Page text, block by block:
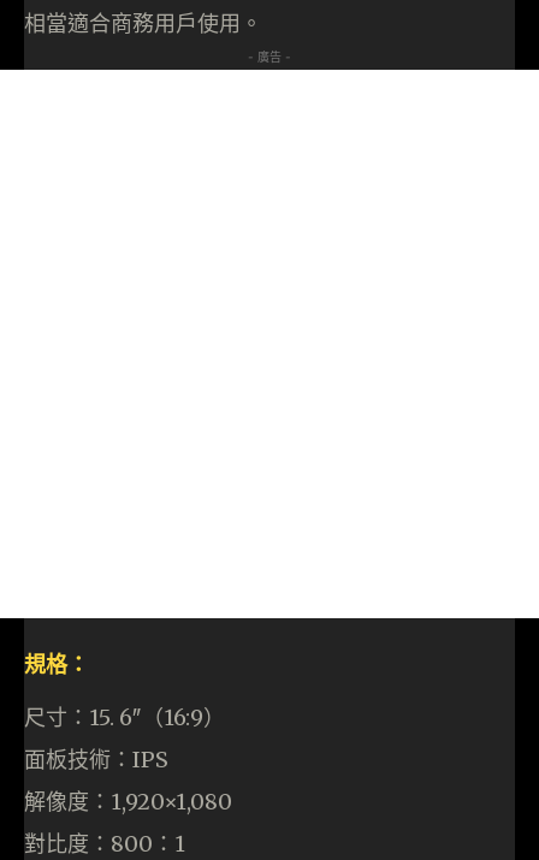
相當適合商務用戶使用。
- 廣告 -
規格：
尺寸：15. 6″（16:9）
面板技術：IPS
解像度：1,920×1,080
對比度：800：1